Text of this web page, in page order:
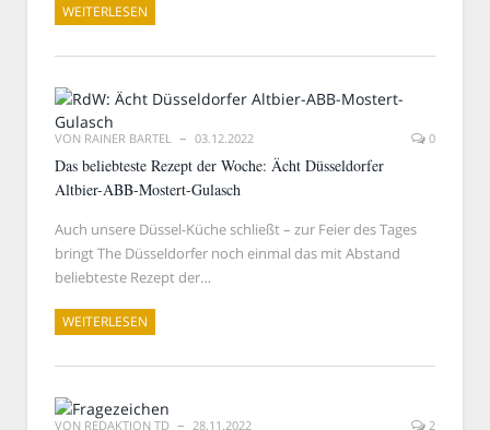
WEITERLESEN
VON RAINER BARTEL 03.12.2022 0
Das beliebteste Rezept der Woche: Ächt Düsseldorfer
Altbier-ABB-Mostert-Gulasch
Auch unsere Düssel-Küche schließt – zur Feier des Tages
bringt The Düsseldorfer noch einmal das mit Abstand
beliebteste Rezept der…
WEITERLESEN
VON REDAKTION TD 28.11.2022 2